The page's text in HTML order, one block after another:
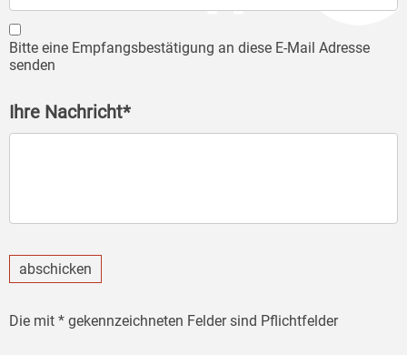
Bitte eine Empfangsbestätigung an diese E-Mail Adresse
senden
Ihre Nachricht*
abschicken
Die mit * gekennzeichneten Felder sind Pflichtfelder